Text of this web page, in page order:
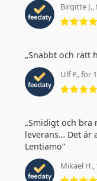
Birgitte
Snabbt och rätt
Ulf P., för
Smidigt och bra
leverans… Det är
Lentiamo
Mikael